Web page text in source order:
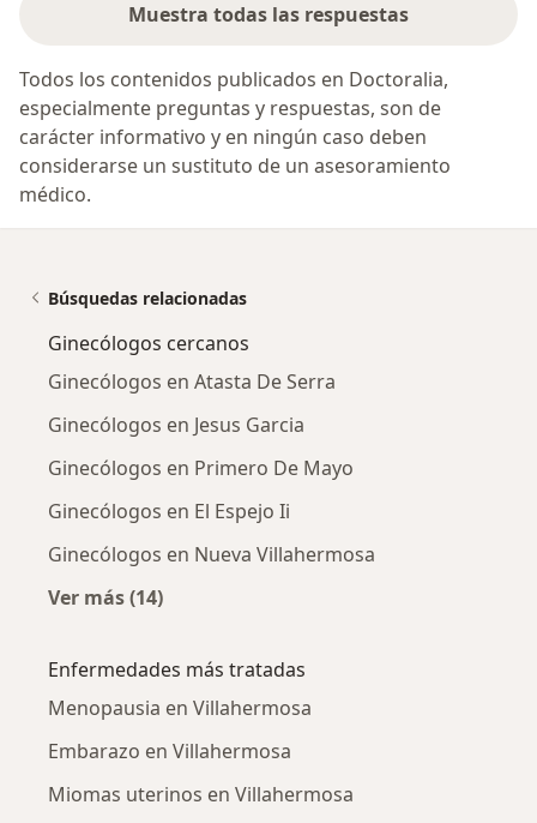
Muestra todas las respuestas
Todos los contenidos publicados en Doctoralia,
especialmente preguntas y respuestas, son de
carácter informativo y en ningún caso deben
considerarse un sustituto de un asesoramiento
médico.
Búsquedas relacionadas
Ginecólogos cercanos
Ginecólogos en Atasta De Serra
Ginecólogos en Jesus Garcia
Ginecólogos en Primero De Mayo
Ginecólogos en El Espejo Ii
Ginecólogos en Nueva Villahermosa
Ver más (14)
Enfermedades más tratadas
Menopausia en Villahermosa
Embarazo en Villahermosa
Miomas uterinos en Villahermosa